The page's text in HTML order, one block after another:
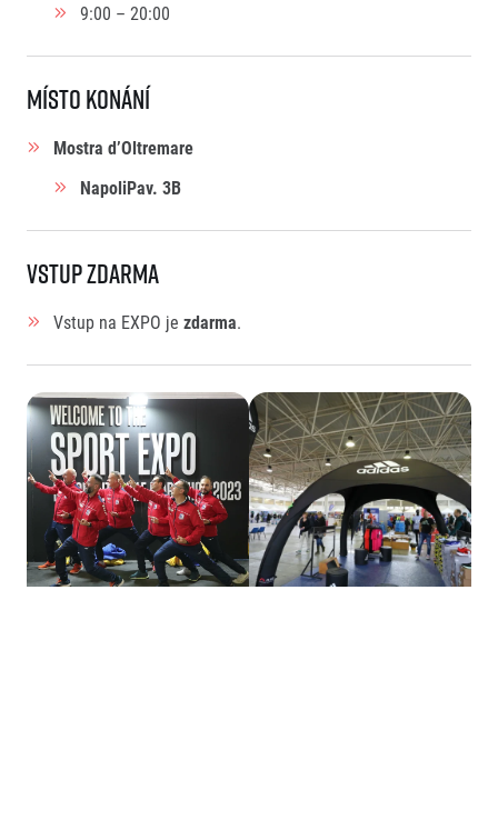
9:00 – 20:00
Místo konání
Mostra d’Oltremare
NapoliPav. 3B
Vstup zdarma
Vstup na EXPO je zdarma.